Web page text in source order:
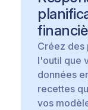
Créez des
l'outil que
données
recettes
vos